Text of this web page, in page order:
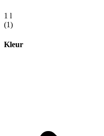
1 l
(1)
Kleur